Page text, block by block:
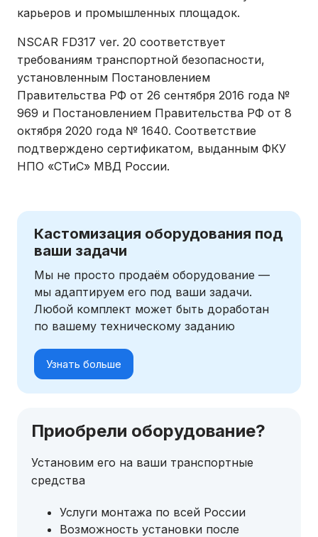
карьеров и промышленных площадок.
NSCAR FD317 ver. 20 соответствует
требованиям транспортной безопасности,
установленным Постановлением
Правительства РФ от 26 сентября 2016 года №
969 и Постановлением Правительства РФ от 8
октября 2020 года № 1640. Соответствие
подтверждено сертификатом, выданным ФКУ
НПО «СТиС» МВД России.
Кастомизация оборудования под
ваши задачи
Мы не просто продаём оборудование —
мы адаптируем его под ваши задачи.
Любой комплект может быть доработан
по вашему техническому заданию
Узнать больше
Приобрели оборудование?
Установим его на ваши транспортные
средства
Услуги монтажа по всей России
Возможность установки после